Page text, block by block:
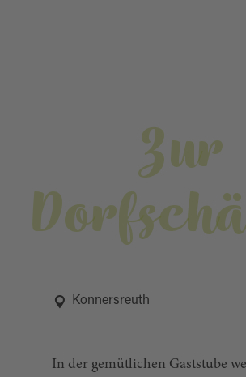
Zur
Konnersreuth
In der gemütlichen Gaststube